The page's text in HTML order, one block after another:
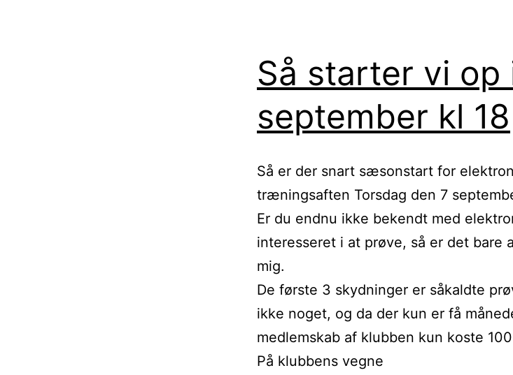
Så starter vi op
september kl 18
Så er der snart sæsonstart for
træningsaften Torsdag den 7
Er du endnu ikke bekendt med
interesseret i at prøve, så er det bare
mig.
De første 3 skydninger er såkaldte
ikke noget, og da der kun er få
medlemskab af klubben kun koste
På klubbens vegne